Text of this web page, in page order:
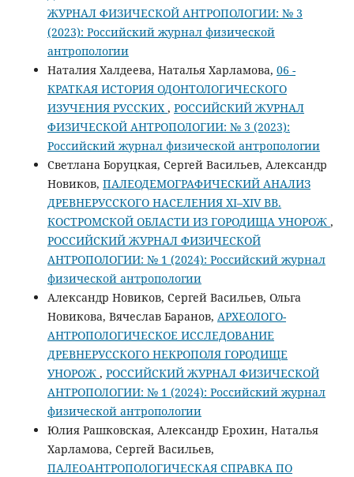
ЖУРНАЛ ФИЗИЧЕСКОЙ АНТРОПОЛОГИИ: № 3
(2023): Российский журнал физической
антропологии
Наталия Халдеева, Наталья Харламова, 06 -
КРАТКАЯ ИСТОРИЯ ОДОНТОЛОГИЧЕСКОГО
ИЗУЧЕНИЯ РУССКИХ , РОССИЙСКИЙ ЖУРНАЛ
ФИЗИЧЕСКОЙ АНТРОПОЛОГИИ: № 3 (2023):
Российский журнал физической антропологии
Светлана Боруцкая, Сергей Васильев, Александр
Новиков, ПАЛЕОДЕМОГРАФИЧЕСКИЙ АНАЛИЗ
ДРЕВНЕРУССКОГО НАСЕЛЕНИЯ XI–XIV ВВ.
КОСТРОМСКОЙ ОБЛАСТИ ИЗ ГОРОДИЩА УНОРОЖ ,
РОССИЙСКИЙ ЖУРНАЛ ФИЗИЧЕСКОЙ
АНТРОПОЛОГИИ: № 1 (2024): Российский журнал
физической антропологии
Александр Новиков, Сергей Васильев, Ольга
Новикова, Вячеслав Баранов, АРХЕОЛОГО-
АНТРОПОЛОГИЧЕСКОЕ ИССЛЕДОВАНИЕ
ДРЕВНЕРУССКОГО НЕКРОПОЛЯ ГОРОДИЩЕ
УНОРОЖ , РОССИЙСКИЙ ЖУРНАЛ ФИЗИЧЕСКОЙ
АНТРОПОЛОГИИ: № 1 (2024): Российский журнал
физической антропологии
Юлия Рашковская, Александр Ерохин, Наталья
Харламова, Сергей Васильев,
ПАЛЕОАНТРОПОЛОГИЧЕСКАЯ СПРАВКА ПО